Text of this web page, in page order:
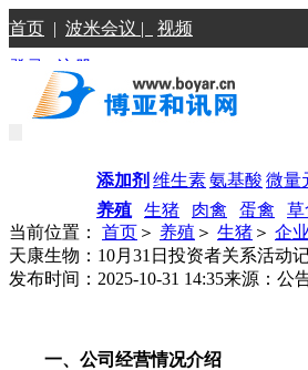
首页 | 波米会议 | 视频
登录 |注册
添加剂 维生素氨基酸 微量
养殖
生猪 肉禽 蛋禽 草
当前位置： 首页 ＞ 养殖 ＞ 生猪 ＞ 企
天康生物：10月31日投资者关系活动
发布时间：2025-10-31 14:35来源：公
一、公司经营情况介绍